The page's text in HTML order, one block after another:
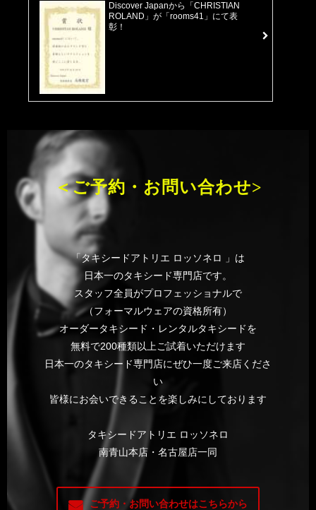
Discover Japanから「CHRISTIAN
ROLAND」が「rooms41」にて表
彰！
＜ご予約・お問い合わせ>
「タキシードアトリエ ロッソネロ 」は
日本一のタキシード専門店です。
スタッフ全員がプロフェッショナルで
（フォーマルウェアの資格所有）
オーダータキシード・レンタルタキシードを
無料で200種類以上ご試着いただけます
日本一のタキシード専門店にぜひ一度ご来店くださ
い
皆様にお会いできることを楽しみにしております
タキシードアトリエ ロッソネロ
南青山本店・名古屋店一同
ご予約・お問い合わせはこちらから